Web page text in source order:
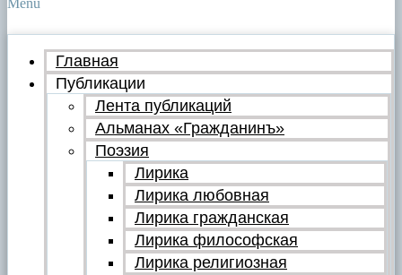
Menu
Главная
Публикации
Лента публикаций
Альманах «Гражданинъ»
Поэзия
Лирика
Лирика любовная
Лирика гражданская
Лирика философская
Лирика религиозная